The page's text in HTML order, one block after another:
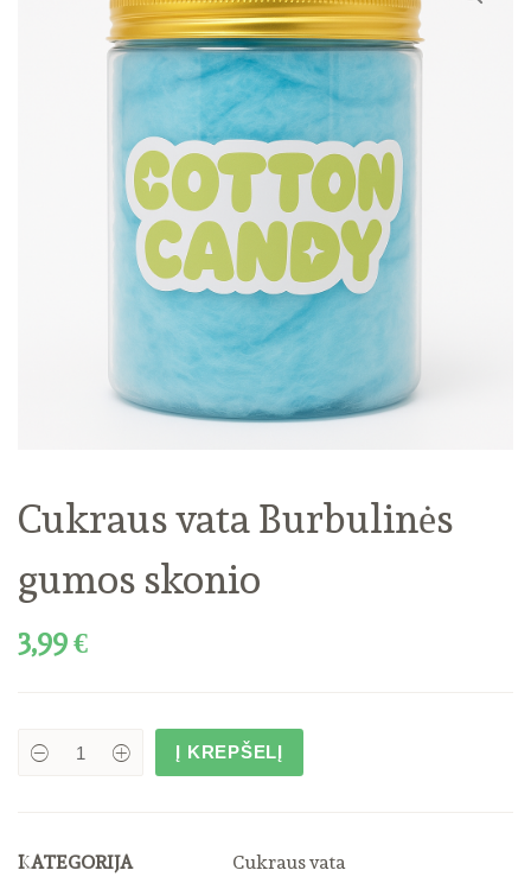
Cukraus vata Burbulinės
gumos skonio
3,99€
Cukraus
quantity
Į KREPŠELĮ
KATEGORIJA
Cukraus vata